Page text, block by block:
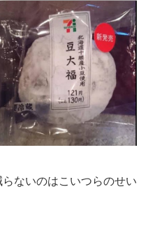
ないのはこいつらのせい